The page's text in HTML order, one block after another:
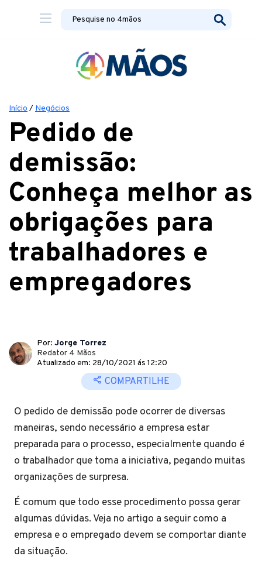
Início / Negócios
Pedido de
demissão:
Conheça melhor as
obrigações para
trabalhadores e
empregadores
Por: Jorge Torrez
Redator 4 Mãos
Atualizado em: 28/10/2021 ás 12:20
COMPARTILHE
O pedido de demissão pode ocorrer de diversas
maneiras, sendo necessário a empresa estar
preparada para o processo, especialmente quando é
o trabalhador que toma a iniciativa, pegando muitas
organizações de surpresa.
É comum que todo esse procedimento possa gerar
algumas dúvidas. Veja no artigo a seguir como a
empresa e o empregado devem se comportar diante
da situação.